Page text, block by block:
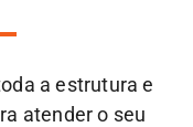
a estrutura e
atender o seu